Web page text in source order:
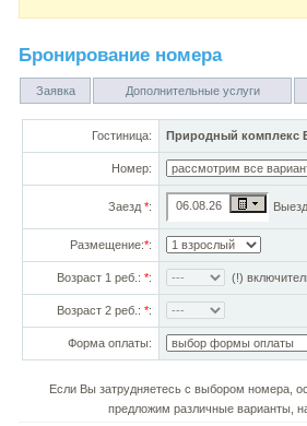
Бронирование номера
Заявка Дополнительные услуги
Гостиница: Природный комплекс
Номер:
Заезд *: Выезд
Размещение:*:
Возраст 1 реб.: *: (!)
Возраст 2 реб.: *:
Форма оплаты:
Если Вы затрудняетесь с выбором номера,
предложим различные варианты,